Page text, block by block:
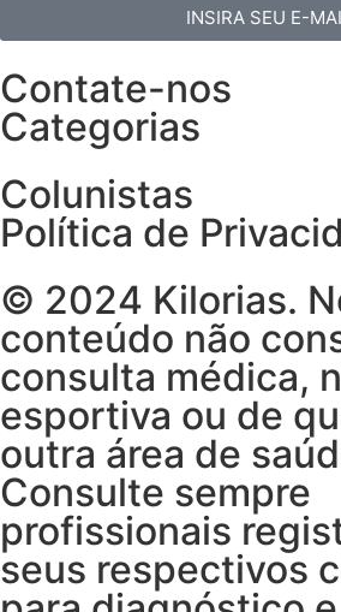
INSIRA SEU E-
Contate-nos
Categorias
Colunistas
Política de
©️ 2024 Kilorias.
conteúdo não
consulta médica,
esportiva ou de
outra área de
Consulte sempre
profissionais
seus respectivos